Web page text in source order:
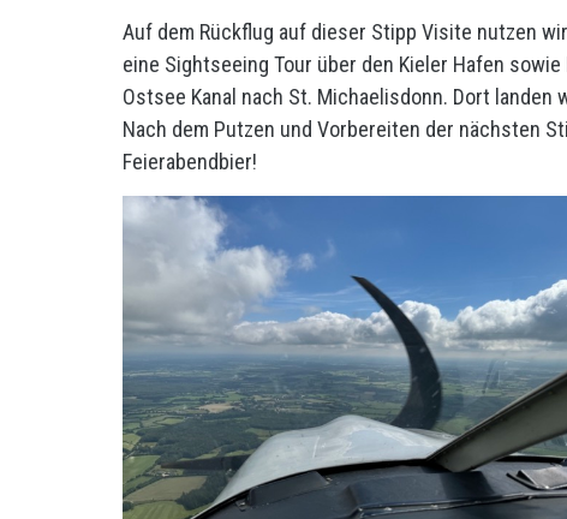
Auf dem Rückflug auf dieser Stipp Visite nutzen
eine Sightseeing Tour über den Kieler Hafen
Ostsee Kanal nach St. Michaelisdonn. Dort
Nach dem Putzen und Vorbereiten der nächsten
Feierabendbier!